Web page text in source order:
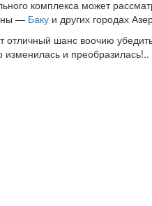
комплекса может
— Баку и других городах
отличный шанс воочию
и преобразилась!..